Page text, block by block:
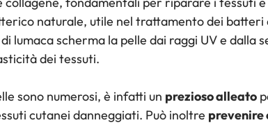
naturale, utile nel trattamento dei batteri
lumaca scherma la pelle dai raggi UV e dalla
dei tessuti.
sono numerosi, è infatti un prezioso alleato
cutanei danneggiati. Può inoltre prevenire